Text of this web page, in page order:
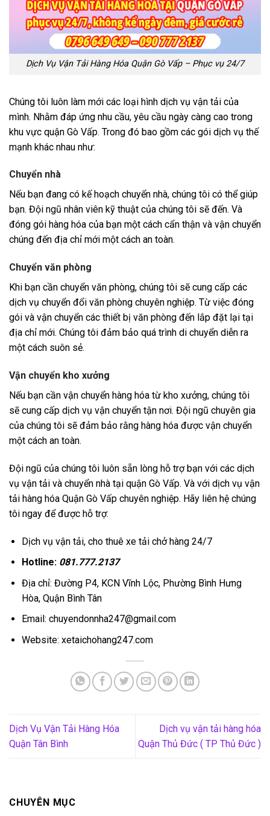
Dịch Vụ Vận Tải Hàng Hóa Quận Gò Vấp – Phục vụ 24/7
Chúng tôi luôn làm mới các loại hình dịch vụ vận tải của
mình. Nhằm đáp ứng nhu cầu, yêu cầu ngày càng cao trong
khu vực quận Gò Vấp. Trong đó bao gồm các gói dịch vụ thế
mạnh khác nhau như:
Chuyển nhà
Nếu bạn đang có kế hoạch chuyển nhà, chúng tôi có thể giúp
bạn. Đội ngũ nhân viên kỹ thuật của chúng tôi sẽ đến. Và
đóng gói hàng hóa của bạn một cách cẩn thận và vận chuyển
chúng đến địa chỉ mới một cách an toàn.
Chuyển văn phòng
Khi bạn cần chuyển văn phòng, chúng tôi sẽ cung cấp các
dịch vụ chuyển đổi văn phòng chuyên nghiệp. Từ việc đóng
gói và vận chuyển các thiết bị văn phòng đến lắp đặt lại tại
địa chỉ mới. Chúng tôi đảm bảo quá trình di chuyển diễn ra
một cách suôn sẻ.
Vận chuyển kho xưởng
Nếu bạn cần vận chuyển hàng hóa từ kho xưởng, chúng tôi
sẽ cung cấp dịch vụ vận chuyển tận nơi. Đội ngũ chuyên gia
của chúng tôi sẽ đảm bảo rằng hàng hóa được vận chuyển
một cách an toàn.
Đội ngũ của chúng tôi luôn sẵn lòng hỗ trợ bạn với các dịch
vụ vận tải và chuyển nhà tại quận Gò Vấp. Và với dịch vụ vận
tải hàng hóa Quận Gò Vấp chuyên nghiệp. Hãy liên hệ chúng
tôi ngay để được hỗ trợ:
Dịch vụ vận tải, cho thuê xe tải chở hàng 24/7
Hotline: 081.777.2137
Địa chỉ: Đường P4, KCN Vĩnh Lộc, Phường Bình Hưng
Hòa, Quận Bình Tân
Email: chuyendonnha247@gmail.com
Website: xetaichohang247.com
Dịch Vụ Vận Tải Hàng Hóa
Quận Tân Bình
Dịch vụ vận tải hàng hóa
Quận Thủ Đức ( TP Thủ Đức )
CHUYÊN MỤC